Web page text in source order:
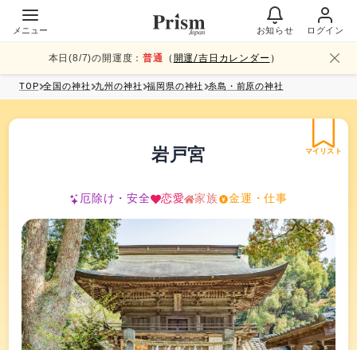
メニュー お知らせ ログイン
本日(8/7)の開運度：普通 （ 開運/吉日カレンダー ）
TOP 全国の神社 九州の神社 福岡県の神社 糸島・前原の神社
マイリスト
岩戸宮
厄除け・安全 恋愛 家族 金運・仕事